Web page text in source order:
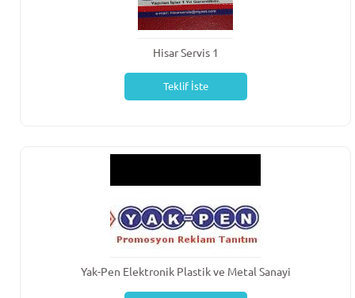
Hisar Servis 1
Teklif İste
Yak-Pen Elektronik Plastik ve Metal Sanayi